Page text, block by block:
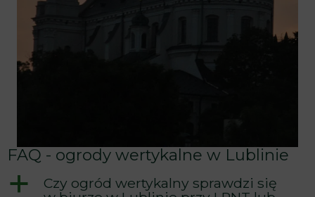
FAQ - ogrody wertykalne w Lublinie
a
Czy ogród wertykalny sprawdzi się